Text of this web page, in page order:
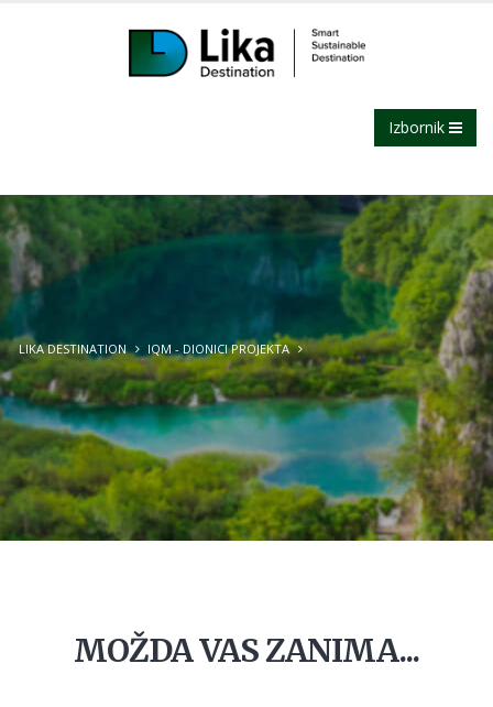
Izbornik
LIKA DESTINATION IQM - DIONICI PROJEKTA
MOŽDA VAS ZANIMA...